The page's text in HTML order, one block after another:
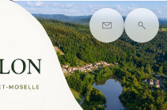
Contact